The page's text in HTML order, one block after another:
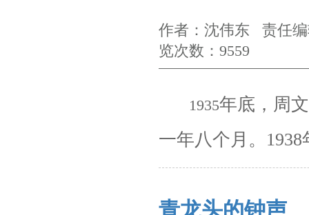
作者：沈伟东 责任
览次数：9559
1935年底，周
一年八个月。 1938
青龙头的钟声